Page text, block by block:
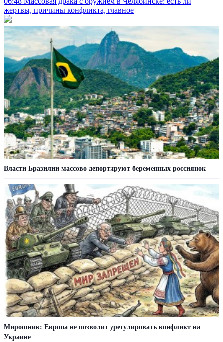
жертвы, причины конфликта, главное
Власти Бразилии массово депортируют беременных россиянок
Мирошник: Европа не позволит урегулировать конфликт на
Украине